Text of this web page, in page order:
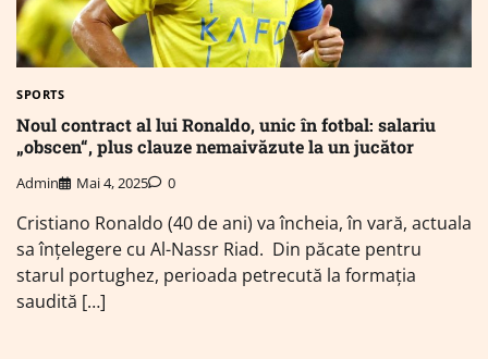
SPORTS
Noul contract al lui Ronaldo, unic în fotbal: salariu
„obscen“, plus clauze nemaivăzute la un jucător
Admin Mai 4, 2025 0
Cristiano Ronaldo (40 de ani) va încheia, în vară, actuala
sa înțelegere cu Al-Nassr Riad. Din păcate pentru
starul portughez, perioada petrecută la formația
saudită […]